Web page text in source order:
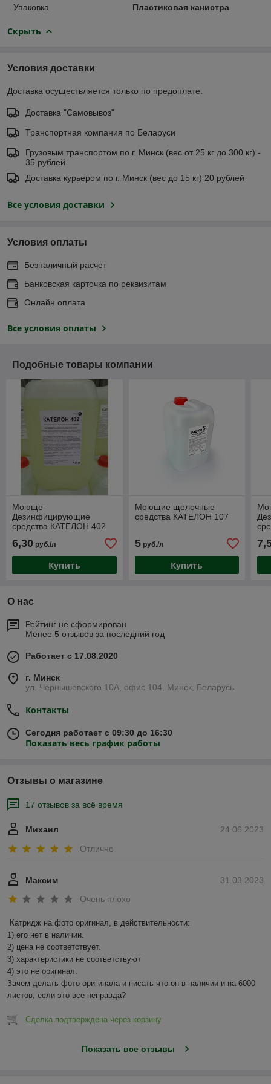
Упаковка Пластиковая канистра
Скрыть
Условия доставки
Доставка осуществляется только по предоплате.
Доставка "Самовывоз"
Транспортная компания по Беларуси
Грузовым транспортом по г. Минск (вес от 25 кг до 300 кг) -
35 рублей
Доставка курьером по г. Минск (вес до 15 кг) 20 рублей
Все условия доставки
Условия оплаты
Безналичный расчет
Банковская карточка по реквизитам
Онлайн оплата
Все условия оплаты
Подобные товары компании
Моюще-
Дезинфицирующие
средства КАТЕЛОН 402
6,30 руб./л
Купить
Моющие щелочные
средства КАТЕЛОН 107
5руб./л
Купить
О нас
Рейтинг не сформирован
Менее 5 отзывов за последний год
Работает с 17.08.2020
г. Минск
ул. Чернышевского 10А, офис 104, Минск, Беларусь
Контакты
Сегодня работает с 09:30 до 16:30
Показать весь график работы
Отзывы о магазине
17 отзывов за всё время
24.06.2023
Михаил
Отлично
31.03.2023
Максим
Очень плохо
Катридж на фото оригинал, в действительности:
1) его нет в наличии.
2) цена не соответствует.
3) характеристики не соответствуют
4) это не оригинал.
Зачем делать фото оригинала и писать что он в наличии и на 6000
листов, если это всё неправда?
Сделка подтверждена через корзину
Показать все отзывы